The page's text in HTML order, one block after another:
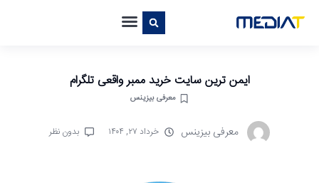
ایمن ترین سایت خرید ممبر واقعی تلگرام
معرفی بیزینس
معرفی بیزینس خرداد ۲۷, ۱۴۰۴ بدون نظر